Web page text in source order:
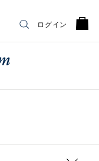
ログイン